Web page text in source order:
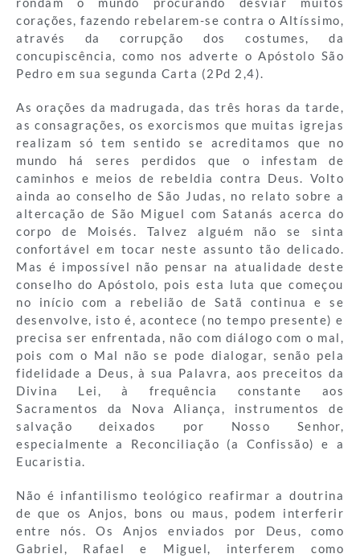
corações, fazendo rebelarem-se contra o Altíssimo,
através da corrupção dos costumes, da
concupiscência, como nos adverte o Apóstolo São
Pedro em sua segunda Carta (2Pd 2,4).
As orações da madrugada, das três horas da tarde,
as consagrações, os exorcismos que muitas igrejas
realizam só tem sentido se acreditamos que no
mundo há seres perdidos que o infestam de
caminhos e meios de rebeldia contra Deus. Volto
ainda ao conselho de São Judas, no relato sobre a
altercação de São Miguel com Satanás acerca do
corpo de Moisés. Talvez alguém não se sinta
confortável em tocar neste assunto tão delicado.
Mas é impossível não pensar na atualidade deste
conselho do Apóstolo, pois esta luta que começou
no início com a rebelião de Satã continua e se
desenvolve, isto é, acontece (no tempo presente) e
precisa ser enfrentada, não com diálogo com o mal,
pois com o Mal não se pode dialogar, senão pela
fidelidade a Deus, à sua Palavra, aos preceitos da
Divina Lei, à frequência constante aos
Sacramentos da Nova Aliança, instrumentos de
salvação deixados por Nosso Senhor,
especialmente a Reconciliação (a Confissão) e a
Eucaristia.
Não é infantilismo teológico reafirmar a doutrina
de que os Anjos, bons ou maus, podem interferir
entre nós. Os Anjos enviados por Deus, como
Gabriel, Rafael e Miguel, interferem como